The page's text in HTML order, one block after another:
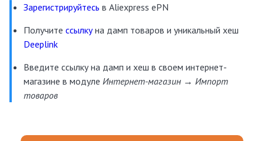
Зарегистрируйтесь в Aliexpress ePN
Получите ссылкуна дамп товаров и уникальный хеш
Deeplink
Введите ссылку на дамп и хеш в своем интернет-
магазине в модуле Интернет-магазин → Импорт
товаров